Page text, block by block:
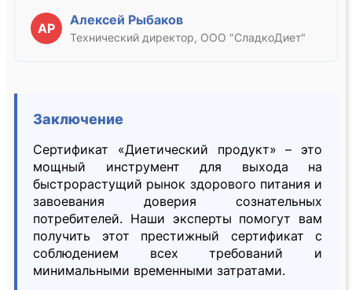
АР
Алексей Рыбаков
Технический директор, ООО "СладкоДиет"
Заключение
Сертификат «Диетический продукт» – это
мощный инструмент для выхода на
быстрорастущий рынок здорового питания и
завоевания доверия сознательных
потребителей. Наши эксперты помогут вам
получить этот престижный сертификат с
соблюдением всех требований и
минимальными временными затратами.